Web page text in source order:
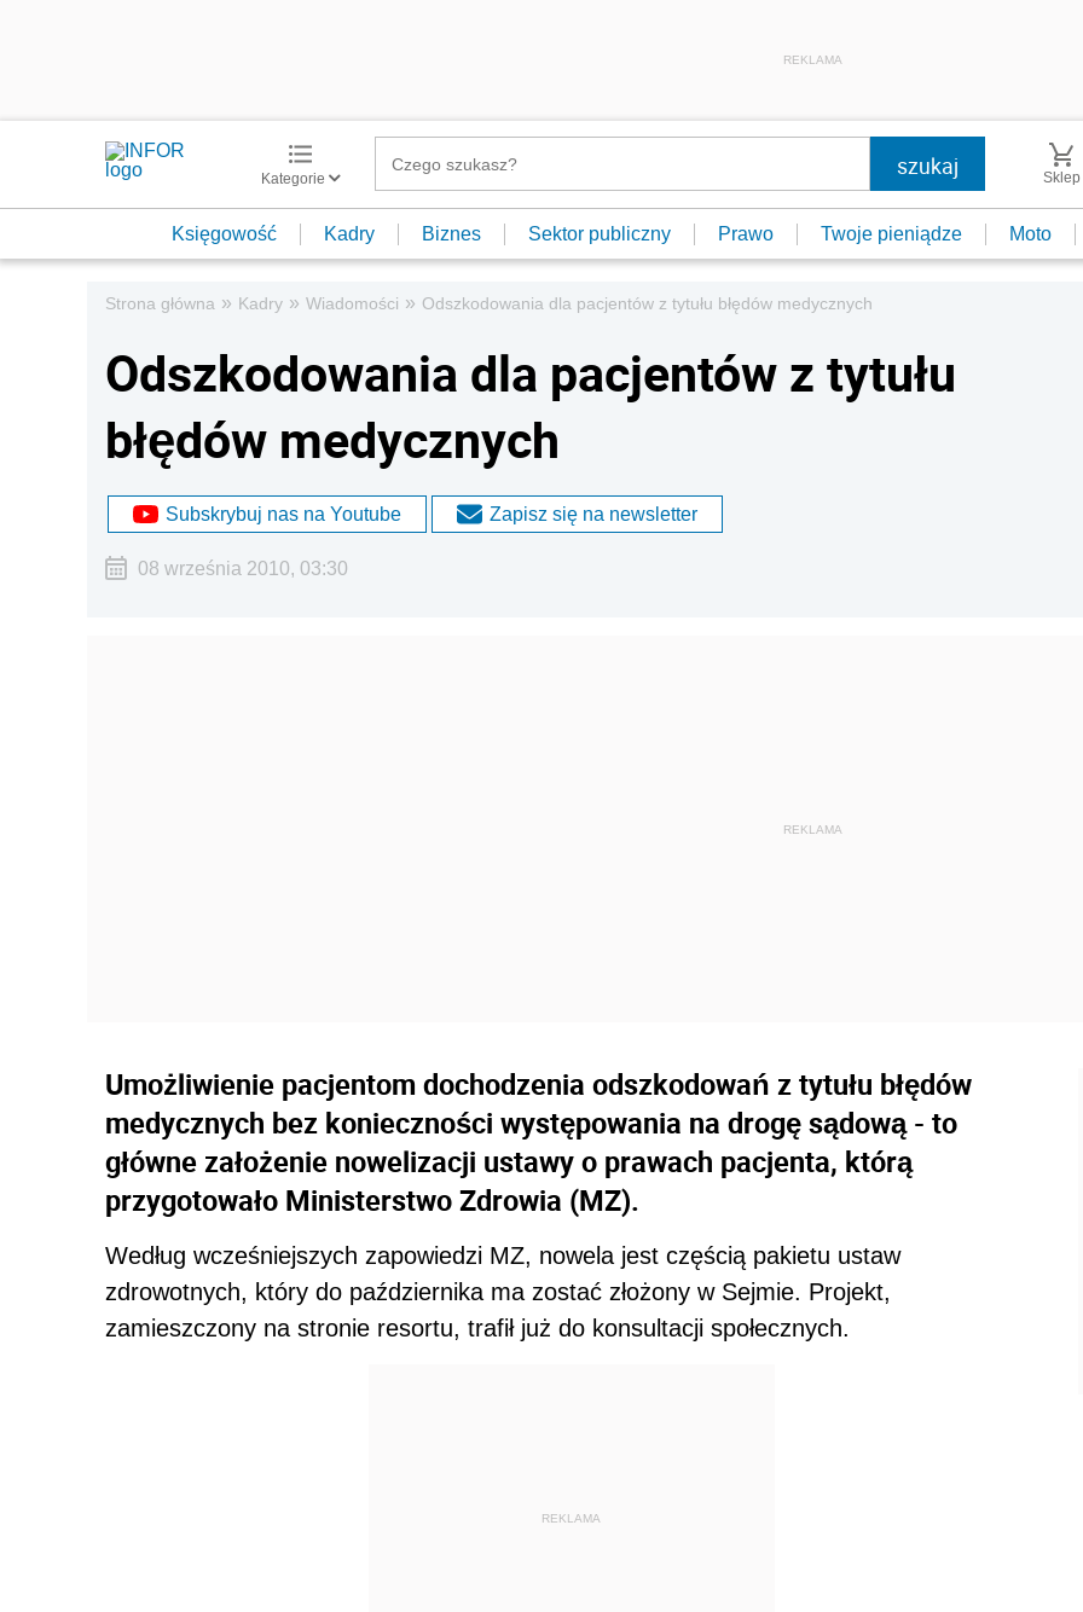
REKLAMA
Kategorie Sklep
Księgowość Kadry Biznes Sektor publiczny Prawo Twoje pieniądze Moto
Strona główna » Kadry » Wiadomości » Odszkodowania dla pacjentów z tytułu błędów medycznych
Odszkodowania dla pacjentów z tytułu
błędów medycznych
Subskrybuj nas na Youtube Zapisz się na newsletter
08 września 2010, 03:30
Umożliwienie pacjentom dochodzenia odszkodowań z tytułu błędów
medycznych bez konieczności występowania na drogę sądową - to
główne założenie nowelizacji ustawy o prawach pacjenta, którą
przygotowało Ministerstwo Zdrowia (MZ).
Według wcześniejszych zapowiedzi MZ, nowela jest częścią pakietu ustaw
zdrowotnych, który do października ma zostać złożony w Sejmie. Projekt,
zamieszczony na stronie resortu, trafił już do konsultacji społecznych.
REKLAMA